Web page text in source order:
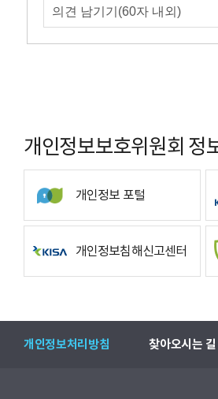
개인정보보호위원회 정
개인정보 포털
개인정보침해신고센터
개인정보처리방침 찾아오시는 길